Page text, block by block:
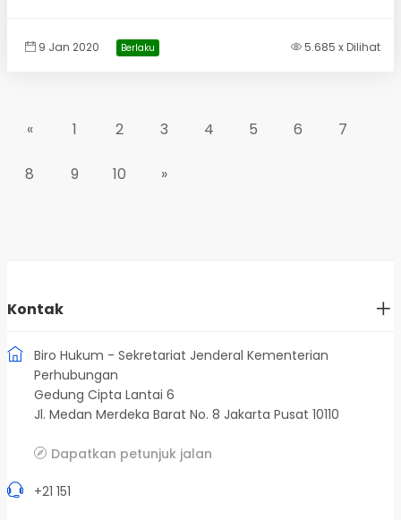
9 Jan 2020 Berlaku 5.685 x Dilihat
« 1 2 3 4 5 6 7
8 9 10 »
Kontak
Biro Hukum - Sekretariat Jenderal Kementerian
Perhubungan
Gedung Cipta Lantai 6
Jl. Medan Merdeka Barat No. 8 Jakarta Pusat 10110
Dapatkan petunjuk jalan
+21 151